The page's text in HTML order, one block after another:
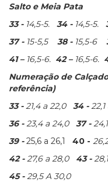
Salto e Meia Pata
33 - 14,5-5. 34 - 14,5-5.
37 - 15-5,5 38 - 15,5-6
41 – 16,5-6. 42 – 16,5-6.
Numeração de
referência)
33 -21,4 a 22,0 34 -
36 -23,4 a 24,037 -
39 -25,6 a 26,1 40 -
42 -27,6 a 28,0 43 -
45 -29,5 A 30,0